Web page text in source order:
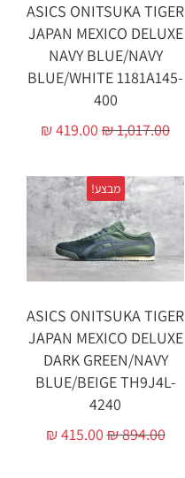
ASICS ONITSUKA TIGER
JAPAN MEXICO DELUXE
NAVY BLUE/NAVY
BLUE/WHITE 1181A145-
400
₪1,017.00
₪419.00
מבצע!
ASICS ONITSUKA TIGER
JAPAN MEXICO DELUXE
DARK GREEN/NAVY
BLUE/BEIGE TH9J4L-
4240
₪894.00
₪415.00